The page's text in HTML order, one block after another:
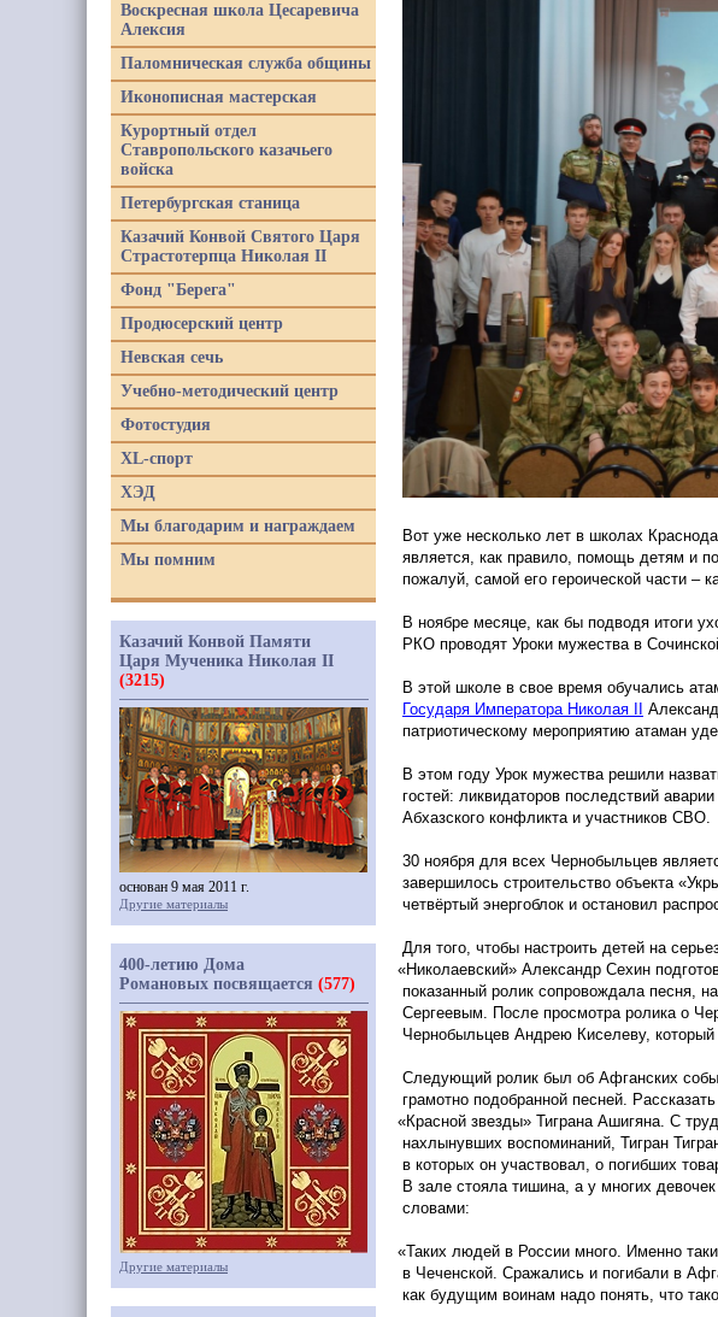
Вот уже несколько лет в школах
является, как правило, помощь детям и
пожалуй, самой его героической части –
В ноябре месяце, как бы подводя итоги
РКО проводят Уроки мужества в
В этой школе в свое время обучались
Государя Императора Николая
патриотическому мероприятию атаман
В этом году Урок мужества решили
гостей: ликвидаторов последствий
Абхазского конфликта и участников СВО.
30 ноября для всех Чернобыльцев
завершилось строительство объекта
четвёртый энергоблок и остановил
Для того, чтобы настроить детей на
«Николаевский» Александр Сехин
показанный ролик сопровождала песня,
Сергеевым. После просмотра ролика о
Чернобыльцев Андрею Киселеву, который
Следующий ролик был об Афганских
грамотно подобранной песней.
«Красной звезды» Тиграна Ашигяна. С
нахлынувших воспоминаний, Тигран
в которых он участвовал, о погибших
В зале стояла тишина, а у многих
словами:
«Таких людей в России много. Именно
в Чеченской. Сражались и погибали в
как будущим воинам надо понять, что
Воскресная школа Цесаревича
Алексия
Паломническая служба общины
Иконописная мастерская
Курортный отдел
Ставропольского казачьего
войска
Петербургская станица
Казачий Конвой Святого Царя
Страстотерпца Николая II
Фонд "Берега"
Продюсерский центр
Невская сечь
Учебно-методический центр
Фотостудия
XL-спорт
ХЭД
Мы благодарим и награждаем
Мы помним
Казачий Конвой Памяти
Царя Мученика Николая II
(3215)
основан 9 мая 2011 г.
Другие материалы
400-летию Дома
Романовых посвящается (577)
Другие материалы